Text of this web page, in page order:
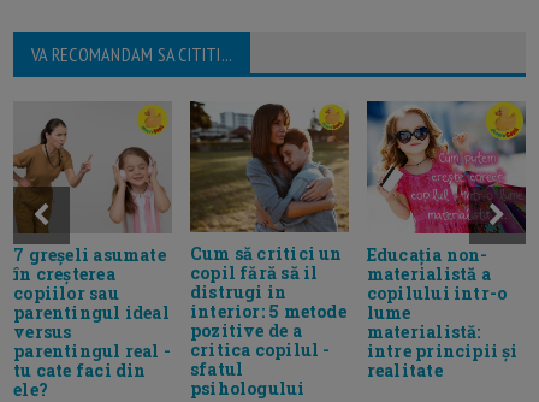
VA RECOMANDAM SA CITITI...
7 greșeli asumate
în creșterea
copiilor sau
parentingul ideal
versus
parentingul real -
tu cate faci din
ele?
Cum să critici un
copil fără să il
distrugi in
interior: 5 metode
pozitive de a
critica copilul -
sfatul
psihologului
Educația non-
materialistă a
copilului intr-o
lume
materialistă:
intre principii și
realitate